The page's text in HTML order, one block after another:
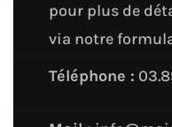
pour plus de
via notre
Téléphone :